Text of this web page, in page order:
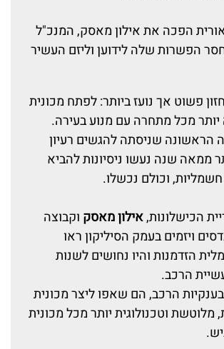
הפכה את אילון מאסק, המנכ"ל
הפשרות שלה לידוען וליזם העשיר
פשוט אך נועז ביותר: לפתח מכונית
מכל מתחרה עם מנוע בעירה.
הראשונה שניסתה להגשים רעיון
ממאה שנה נעשו ניסיונות להביא
וכולם נכשלו.
הכישלונות,אילון מאסק וקבוצה
ויזמים בעמק הסיליקון ראו
הזדמנות והיו נחושים לשנות
הרכב.
הרכב, הם שאפו ליצר מכונית
וטכנולוגית יותר מכל מכונית